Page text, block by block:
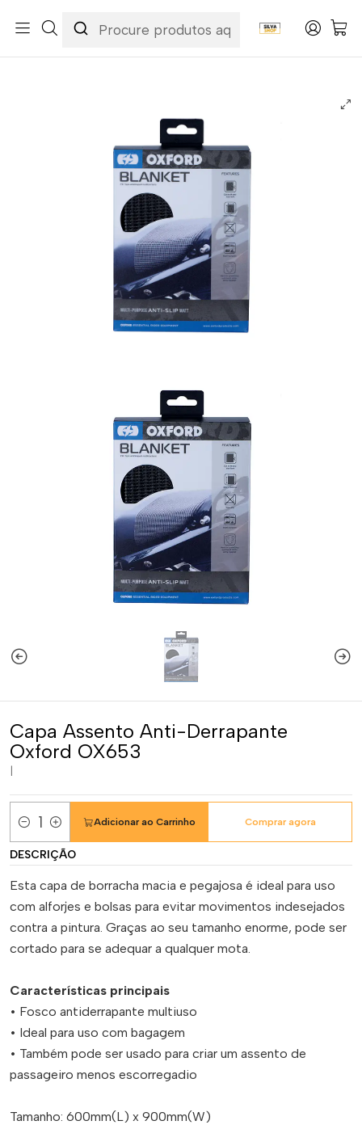
Acessórios & Personalização
Acessórios Bancos
Capa Assento Anti-Derrapante Oxford OX653
Capa Assento Anti-Derrapante
Oxford OX653
Quantidade
Adicionar ao Carrinho Comprar agora
DESCRIÇÃO
Esta capa de borracha macia e pegajosa é ideal para uso
com alforjes e bolsas para evitar movimentos indesejados
contra a pintura. Graças ao seu tamanho enorme, pode ser
cortado para se adequar a qualquer mota.
Características principais
• Fosco antiderrapante multiuso
• Ideal para uso com bagagem
• Também pode ser usado para criar um assento de
passageiro menos escorregadio
Tamanho: 600mm(L) x 900mm(W)